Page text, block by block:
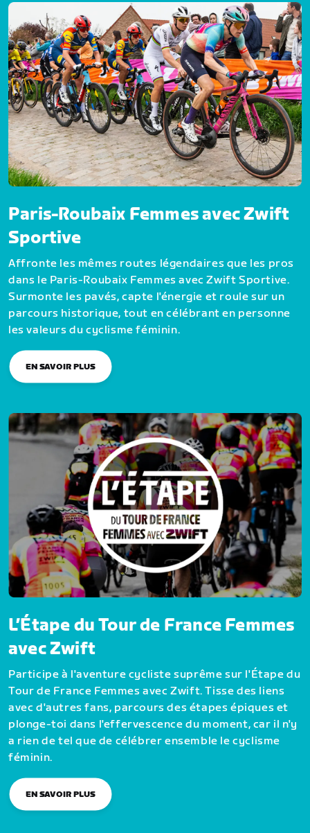
Paris-Roubaix Femmes avec Zwift
Sportive
Affronte les mêmes routes légendaires que les pros
dans le Paris-Roubaix Femmes avec Zwift Sportive.
Surmonte les pavés, capte l'énergie et roule sur un
parcours historique, tout en célébrant en personne
les valeurs du cyclisme féminin.
EN SAVOIR PLUS
L’Étape du Tour de France Femmes
avec Zwift
Participe à l'aventure cycliste suprême sur l'Étape du
Tour de France Femmes avec Zwift. Tisse des liens
avec d'autres fans, parcours des étapes épiques et
plonge-toi dans l'effervescence du moment, car il n'y
a rien de tel que de célébrer ensemble le cyclisme
féminin.
EN SAVOIR PLUS